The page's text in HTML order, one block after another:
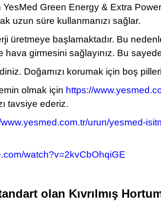
Green Energy & Extra
uzun süre kullanmanızı sağlar.
üretmeye başlamaktadır. Bu
hava girmesini sağlayınız. Bu
Doğamızı korumak için boş
olmak için https://
tavsiye ederiz.
www.yesmed.com.tr/urun/yesmed-
watch?v=2kvCbOhqiGE
olan Kıvrılmış